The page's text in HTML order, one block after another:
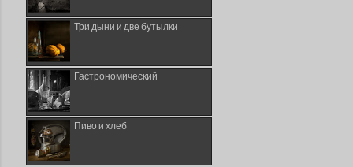
Три дыни и две бутылки
Гастрономический
Пиво и хлеб